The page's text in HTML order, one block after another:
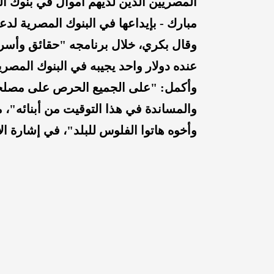
مبارك - بإيداعها في البنوك المصرية
وقال بكري، خلال برنامجه "حقائق
عنده دولار واحد يجيبه في البنوك
وأكمل: "على الجميع الحرص على
وأخوه هاتوا الفلوس للبلد"، في إشارة